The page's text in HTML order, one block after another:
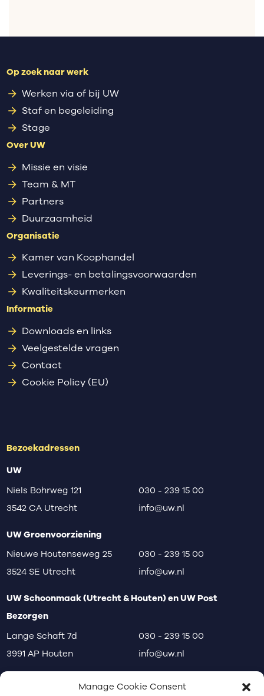
Manage Cookie Consent
Op zoek naar werk
Werken via of bij UW
Staf en begeleiding
Stage
Over UW
Missie en visie
Team & MT
Partners
Duurzaamheid
Organisatie
Kamer van Koophandel
Leverings- en betalingsvoorwaarden
Kwaliteitskeurmerken
Informatie
Downloads en links
Veelgestelde vragen
Contact
Cookie Policy (EU)
Bezoekadressen
UW
Niels Bohrweg 121
3542 CA Utrecht
030 - 239 15 00
info@uw.nl
UW Groenvoorziening
Nieuwe Houtenseweg 25
3524 SE Utrecht
030 - 239 15 00
info@uw.nl
UW Schoonmaak (Utrecht & Houten) en UW Post
Bezorgen
Lange Schaft 7d
3991 AP Houten
030 - 239 15 00
info@uw.nl
privacy
klachten